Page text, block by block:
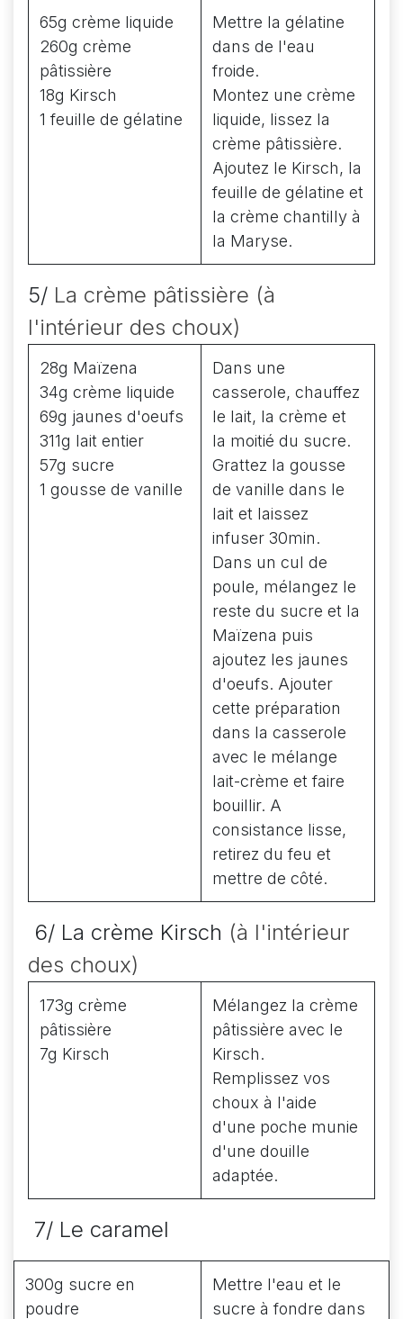
65g crème liquide
260g crème
pâtissière
18g Kirsch
1 feuille de gélatine
Mettre la gélatine
dans de l'eau
froide.
Montez une crème
liquide, lissez la
crème pâtissière.
Ajoutez le Kirsch, la
feuille de gélatine et
la crème chantilly à
la Maryse.
5/ La crème pâtissière (à
l'intérieur des choux)
28g Maïzena
34g crème liquide
69g jaunes d'oeufs
311g lait entier
57g sucre
1 gousse de vanille
Dans une
casserole, chauffez
le lait, la crème et
la moitié du sucre.
Grattez la gousse
de vanille dans le
lait et laissez
infuser 30min.
Dans un cul de
poule, mélangez le
reste du sucre et la
Maïzena puis
ajoutez les jaunes
d'oeufs. Ajouter
cette préparation
dans la casserole
avec le mélange
lait-crème et faire
bouillir. A
consistance lisse,
retirez du feu et
mettre de côté.
6/ La crème Kirsch (à l'intérieur
des choux)
173g crème
pâtissière
7g Kirsch
Mélangez la crème
pâtissière avec le
Kirsch.
Remplissez vos
choux à l'aide
d'une poche munie
d'une douille
adaptée.
7/ Le caramel
300g sucre en
poudre
Mettre l'eau et le
sucre à fondre dans